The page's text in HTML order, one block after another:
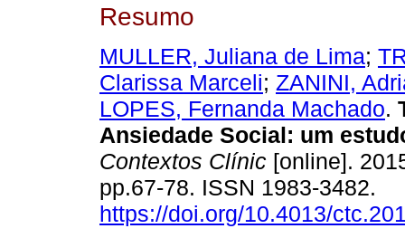
Resumo
MULLER, Juliana de Lima;
Clarissa Marceli; ZANINI,
LOPES, Fernanda Machado.
Ansiedade Social: um
Contextos Clínic [online].
pp.67-78. ISSN 1983-3482.
https://doi.org/10.4013/